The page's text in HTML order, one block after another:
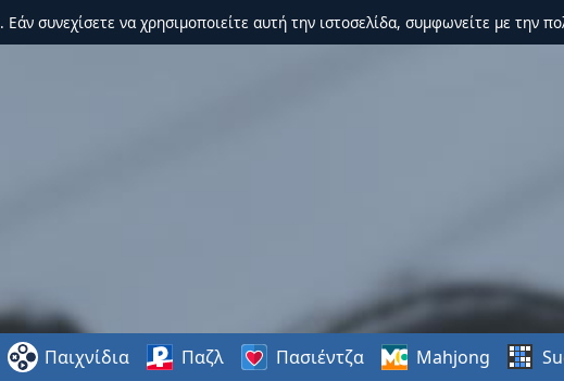
. Εάν συνεχίσετε να χρησιμοποιείτε αυτή την ιστοσελίδα, συμφωνείτε με την
Παιχνίδια Παζλ Πασιέντζα Mahjong